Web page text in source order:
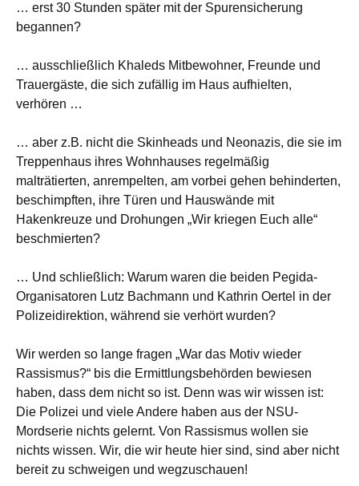
… erst 30 Stunden später mit der Spurensicherung
begannen?
… ausschließlich Khaleds Mitbewohner, Freunde und
Trauergäste, die sich zufällig im Haus aufhielten,
verhören …
… aber z.B. nicht die Skinheads und Neonazis, die sie im
Treppenhaus ihres Wohnhauses regelmäßig
malträtierten, anrempelten, am vorbei gehen behinderten,
beschimpften, ihre Türen und Hauswände mit
Hakenkreuze und Drohungen „Wir kriegen Euch alle“
beschmierten?
… Und schließlich: Warum waren die beiden Pegida-
Organisatoren Lutz Bachmann und Kathrin Oertel in der
Polizeidirektion, während sie verhört wurden?
Wir werden so lange fragen „War das Motiv wieder
Rassismus?“ bis die Ermittlungsbehörden bewiesen
haben, dass dem nicht so ist. Denn was wir wissen ist:
Die Polizei und viele Andere haben aus der NSU-
Mordserie nichts gelernt. Von Rassismus wollen sie
nichts wissen. Wir, die wir heute hier sind, sind aber nicht
bereit zu schweigen und wegzuschauen!